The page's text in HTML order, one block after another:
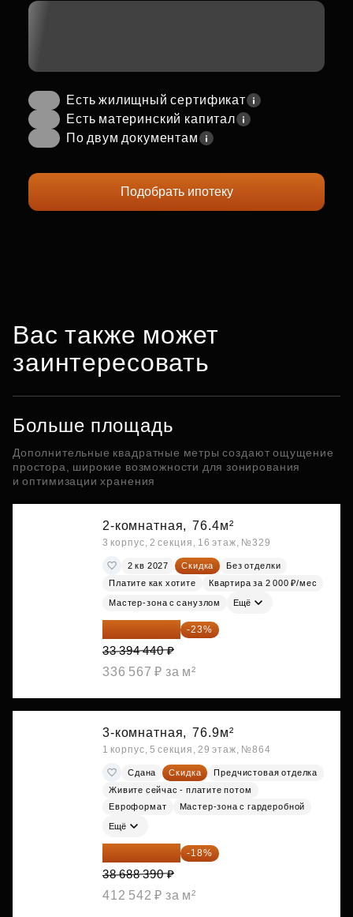
Есть жилищный сертификат
Есть материнский капитал
По двум документам
Подобрать ипотеку
Вас также может
заинтересовать
Больше площадь
Дополнительные квадратные метры создают ощущение
простора, широкие возможности для зонирования
и оптимизации хранения
2-комнатная, 76.4м²
3 корпус, 2 секция, 16 этаж, №329
2 кв 2027 Скидка
Без отделки
Платите как хотите
Квартира за 2 000 ₽/мес
Мастер-зона с санузлом Ещё
25 713 719 ₽ -23%
33 394 440 ₽
336 567 ₽ за м²
3-комнатная, 76.9м²
1 корпус, 5 секция, 29 этаж, №864
Сдана Скидка
Предчистовая отделка
Живите сейчас - платите потом
Евроформат
Мастер-зона с гардеробной
Ещё
31 724 480 ₽ -18%
38 688 390 ₽
412 542 ₽ за м²